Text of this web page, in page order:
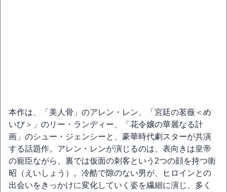
本作は、「美人骨」のアレン・レン、「宮廷の茗薇＜め
いび＞」のリー・ランディー、「花令嬢の華麗なる計
画」のシュー・ジェンシーと、豪華時代劇スターが共演
する話題作。アレン・レンが演じるのは、表向きは皇帝
の寵臣ながら、裏では仮面の刺客という2つの顔を持つ衛
昭（えいしょう）。冷酷で隙のない男が、ヒロインとの
出会いをきっかけに変化していく姿を繊細に演じ、多く